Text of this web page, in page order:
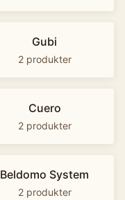
Gubi
2 produkter
Cuero
2 produkter
Beldomo System
2 produkter